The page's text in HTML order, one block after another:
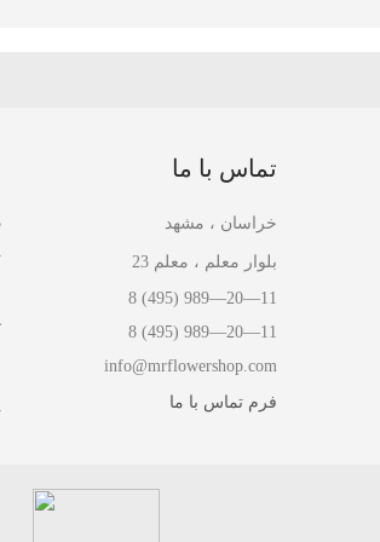
تماس با ما
خراسان ، مشهد
بلوار معلم ، معلم 23
8 (495) 989—20—11
8 (495) 989—20—11
info@mrflowershop.com
فرم تماس با ما